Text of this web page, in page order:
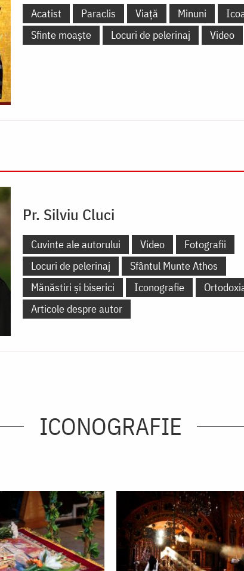
Acatist Paraclis Viață Minuni
Sfinte moaște
Locuri de pelerinaj Video
Pr. Silviu Cluci
Cuvinte ale autorului Video
Fotografii
Locuri de pelerinaj
Sfântul Munte Athos
Mănăstiri și biserici
Iconografie
Articole despre autor
ICONOGRAFIE